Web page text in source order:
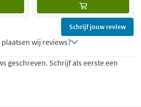
Schrijf jouw review
wij reviews?
geschreven. Schrijf als eerste een